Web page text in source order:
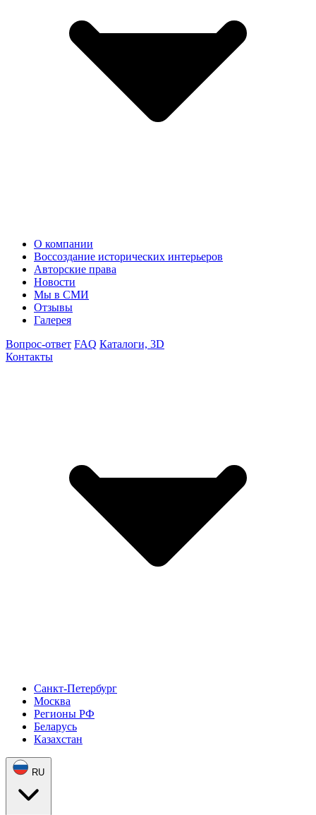
О компании
Воссоздание исторических интерьеров
Авторские права
Новости
Мы в СМИ
Отзывы
Галерея
Вопрос-ответ FAQ Каталоги, 3D
Контакты
Санкт-Петербург
Москва
Регионы РФ
Беларусь
Казахстан
RU